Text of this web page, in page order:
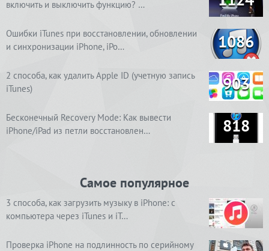
включить и выключить функцию? …
Ошибки iTunes при восстановлении, обновлении
и синхронизации iPhone, iPo…
1086
2 способа, как удалить Apple ID (учетную запись
iTunes)
903
Бесконечный Recovery Mode: Как вывести
iPhone/iPad из петли восстановлен…
818
Самое популярное
3 способа, как загрузить музыку в iPhone: с
компьютера через iTunes и iT…
Проверка iPhone на подлинность по серийному